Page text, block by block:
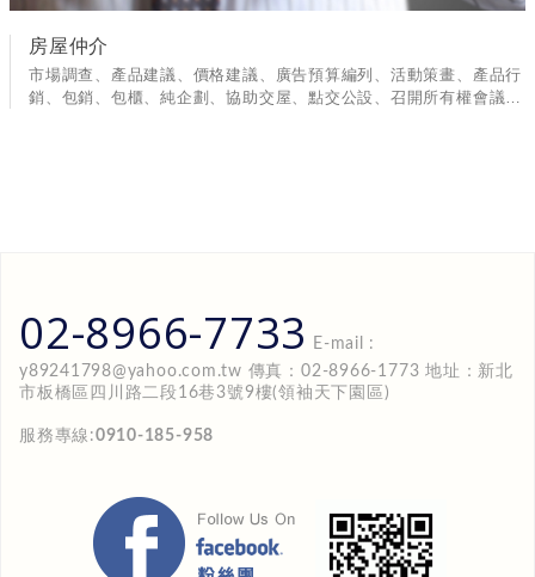
房屋仲介
市場調查、產品建議、價格建議、廣告預算編列、活動策畫、產品行
銷、包銷、包櫃、純企劃、協助交屋、點交公設、召開所有權會議、
02-8966-7733
E-mail :
y89241798@yahoo.com.tw 傳真：02-8966-1773 地址：新北
市板橋區四川路二段16巷3號9樓(領袖天下園區)
服務專線:0910-185-958